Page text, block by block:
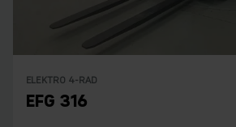
ELEKTRO 4-RAD
EFG 316